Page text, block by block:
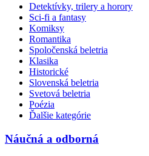
Detektívky, trilery a horory
Sci-fi a fantasy
Komiksy
Romantika
Spoločenská beletria
Klasika
Historické
Slovenská beletria
Svetová beletria
Poézia
Ďalšie kategórie
Náučná a odborná